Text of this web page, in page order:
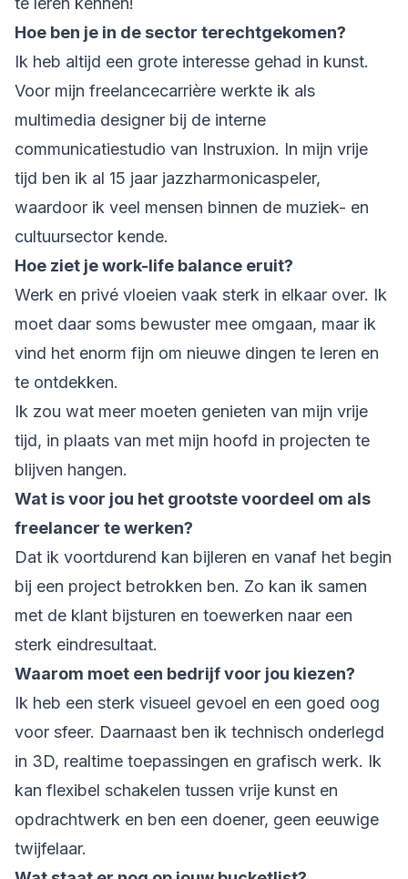
Hoe ben je in de sector terechtgekomen?
Ik heb altijd een grote interesse gehad in kunst.
Voor mijn freelancecarrière werkte ik als
multimedia designer bij de interne
communicatiestudio van Instruxion. In mijn vrije
tijd ben ik al 15 jaar jazzharmonicaspeler,
waardoor ik veel mensen binnen de muziek- en
cultuursector kende.
Hoe ziet je work-life balance eruit?
Werk en privé vloeien vaak sterk in elkaar over. Ik
moet daar soms bewuster mee omgaan, maar ik
vind het enorm fijn om nieuwe dingen te leren en
te ontdekken.
Ik zou wat meer moeten genieten van mijn vrije
tijd, in plaats van met mijn hoofd in projecten te
blijven hangen.
Wat is voor jou het grootste voordeel om als
freelancer te werken?
Dat ik voortdurend kan bijleren en vanaf het begin
bij een project betrokken ben. Zo kan ik samen
met de klant bijsturen en toewerken naar een
sterk eindresultaat.
Waarom moet een bedrijf voor jou kiezen?
Ik heb een sterk visueel gevoel en een goed oog
voor sfeer. Daarnaast ben ik technisch onderlegd
in 3D, realtime toepassingen en grafisch werk. Ik
kan flexibel schakelen tussen vrije kunst en
opdrachtwerk en ben een doener, geen eeuwige
twijfelaar.